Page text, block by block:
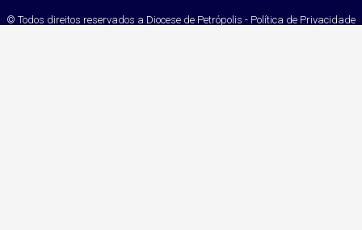
© Todos direitos reservados a Diocese de Petrópolis - Política de Privacidade